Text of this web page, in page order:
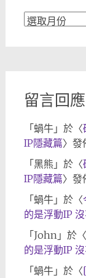
文
留言回應
「 蝸牛」於〈
IP隱藏篇〉發
「 黑熊 」於〈
IP隱藏篇〉發
「 蝸牛」於〈
的是浮動IP
「 John」於〈
的是浮動IP
「 蝸牛」於〈